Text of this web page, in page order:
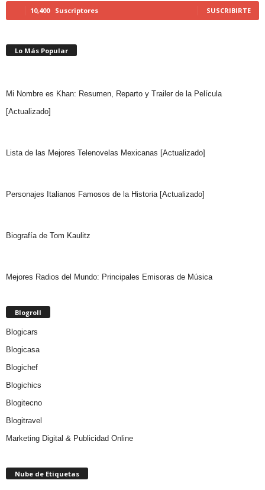
10,400 Suscriptores SUSCRIBIRTE
Lo Más Popular
Mi Nombre es Khan: Resumen, Reparto y Trailer de la Película
[Actualizado]
Lista de las Mejores Telenovelas Mexicanas [Actualizado]
Personajes Italianos Famosos de la Historia [Actualizado]
Biografía de Tom Kaulitz
Mejores Radios del Mundo: Principales Emisoras de Música
Blogroll
Blogicars
Blogicasa
Blogichef
Blogichics
Blogitecno
Blogitravel
Marketing Digital & Publicidad Online
Nube de Etiquetas